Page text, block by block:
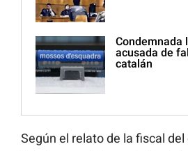
Condemnada
acusada de
catalán
Según el relato de la fiscal